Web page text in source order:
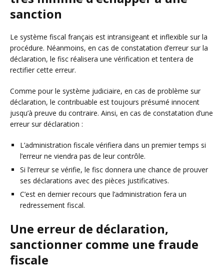
sanction
Le système fiscal français est intransigeant et inflexible sur la
procédure. Néanmoins, en cas de constatation d’erreur sur la
déclaration, le fisc réalisera une vérification et tentera de
rectifier cette erreur.
Comme pour le système judiciaire, en cas de problème sur
déclaration, le contribuable est toujours présumé innocent
jusqu’à preuve du contraire. Ainsi, en cas de constatation d’une
erreur sur déclaration :
L’administration fiscale vérifiera dans un premier temps si
l’erreur ne viendra pas de leur contrôle.
Si l’erreur se vérifie, le fisc donnera une chance de prouver
ses déclarations avec des pièces justificatives.
C’est en dernier recours que l’administration fera un
redressement fiscal.
Une erreur de déclaration,
sanctionner comme une fraude
fiscale